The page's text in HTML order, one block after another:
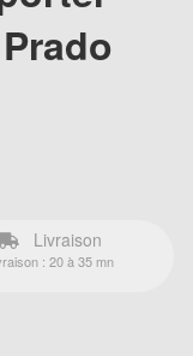
Livraison
: 20 à 35 mn